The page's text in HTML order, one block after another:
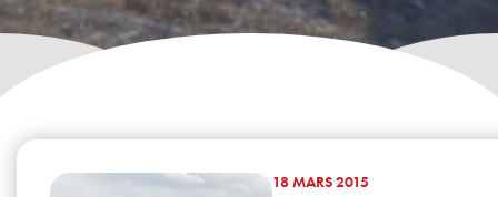
18 MARS 2015